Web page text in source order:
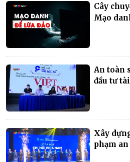
Cây
Mạo
An toàn
đầu tư
Xây
phạm